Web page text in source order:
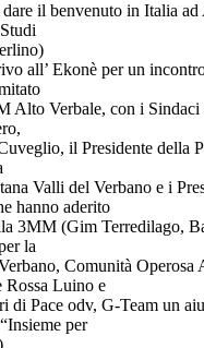
il benvenuto in Italia
all’ Ekonè per un
Alto Verbale, con i
il Presidente della
Valli del Verbano e i
hanno aderito
3MM (Gim Terredilago,
la
Comunità Operosa
Rossa Luino e
di Pace odv, G-Team un
per